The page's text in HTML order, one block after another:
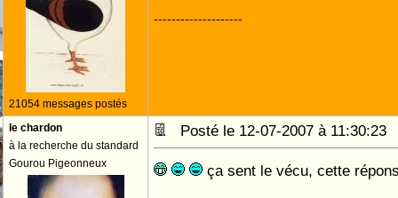
21054 messages postés
--------------------
le chardon
à la recherche du standard
Gourou Pigeonneux
Posté le 12-07-2007 à
ça sent le vécu, cette